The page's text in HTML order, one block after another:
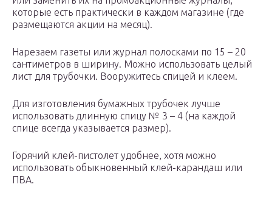
которые есть практически в каждом магазине (где
размещаются акции на месяц).
Нарезаем газеты или журнал полосками по 15 – 20
сантиметров в ширину. Можно использовать целый
лист для трубочки. Вооружитесь спицей и клеем.
Для изготовления бумажных трубочек лучше
использовать длинную спицу № 3 – 4 (на каждой
спице всегда указывается размер).
Горячий клей-пистолет удобнее, хотя можно
использовать обыкновенный клей-карандаш или
ПВА.